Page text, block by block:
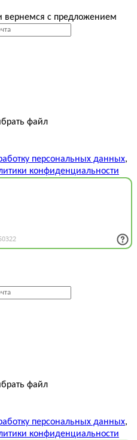
вернемся с предложением
файл
персональных данных,
конфиденциальности
файл
персональных данных,
конфиденциальности